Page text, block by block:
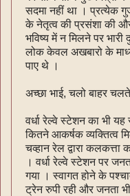
सदमा नहीं था । प्रत्येक
के नेतृत्व की प्रसंशा की
भविष्य में न मिलने पर
लोक केवल अखबारो के
पाए थे ।
अच्छा भाई, चलो बाहर
वर्धा रेल्वे स्टेशन का भी
कितने आकर्षक व्यक्तित्व
चव्हान रेल द्वारा
। वर्धा रेल्वे स्टेशन पर
गया । स्वागत होने के
ट्रेन रुपी रही और जनता